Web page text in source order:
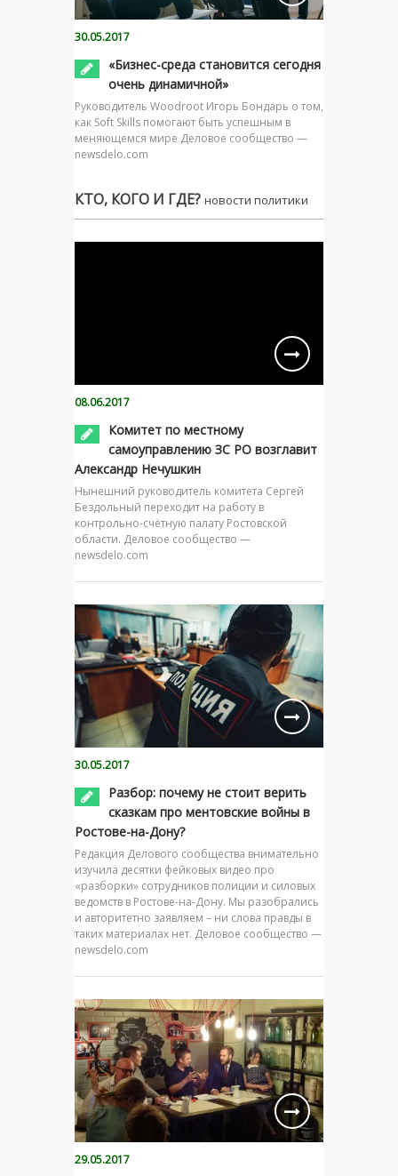
30.05.2017
«Бизнес-среда становится сегодня
очень динамичной»
Руководитель Woodroot Игорь Бондарь о том,
как Soft Skills помогают быть успешным в
меняющемся мире Деловое сообщество —
newsdelo.com
КТО, КОГО И ГДЕ? новости политики
08.06.2017
Комитет по местному
самоуправлению ЗС РО возглавит
Александр Нечушкин
Нынешний руководитель комитета Сергей
Бездольный переходит на работу в
контрольно-счётную палату Ростовской
области. Деловое сообщество —
newsdelo.com
30.05.2017
Разбор: почему не стоит верить
сказкам про ментовские войны в
Ростове-на-Дону?
Редакция Делового сообщества внимательно
изучила десятки фейковых видео про
«разборки» сотрудников полиции и силовых
ведомств в Ростове-на-Дону. Мы разобрались
и авторитетно заявляем – ни слова правды в
таких материалах нет. Деловое сообщество —
newsdelo.com
29.05.2017